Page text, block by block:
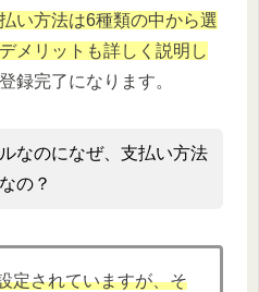
い方法は6種類の中から選
メリットも詳しく説明し
録完了になります。
なのになぜ、支払い方法
の？
定されていますが、そ